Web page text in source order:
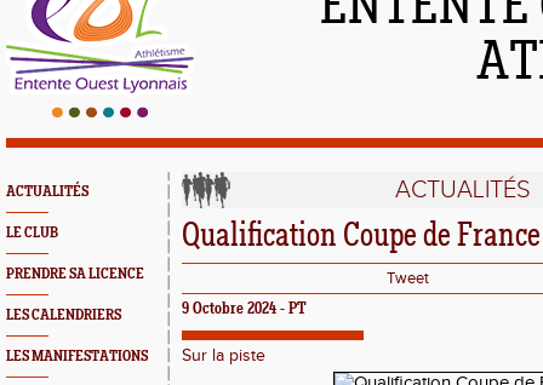
ACTUALITÉS
LE CLUB
PRENDRE SA LICENCE
LES CALENDRIERS
LES MANIFESTATIONS
ACTUALITÉS
Qualification Coupe de France
Tweet
9 Octobre 2024 - PT
Sur la piste